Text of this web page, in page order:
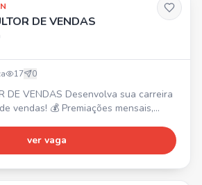
DE VENDAS
17 0
Desenvolva sua carreira
vendas! 💰 Premiações mensais,
comunicação e proatividade. 📍
de Itapema.
ver vaga